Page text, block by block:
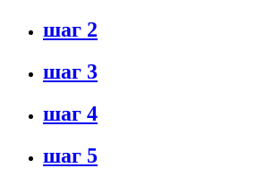
шаг 2
шаг 3
шаг 4
шаг 5